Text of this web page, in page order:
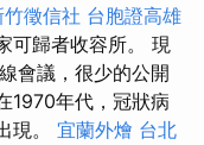
竹徵信社 台胞證高雄
可歸者收容所。 現
會議，很少的公開
1970年代，冠狀病
現。 宜蘭外燴 台北